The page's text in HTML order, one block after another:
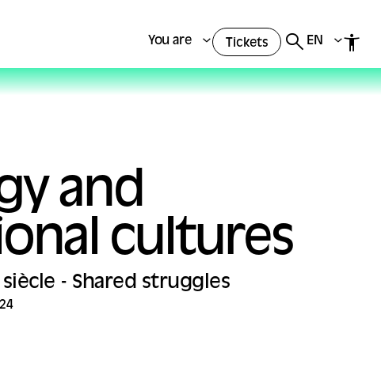
You are Tickets EN
and
cultures
- Shared struggles